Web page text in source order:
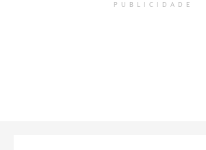
PUBLICIDADE